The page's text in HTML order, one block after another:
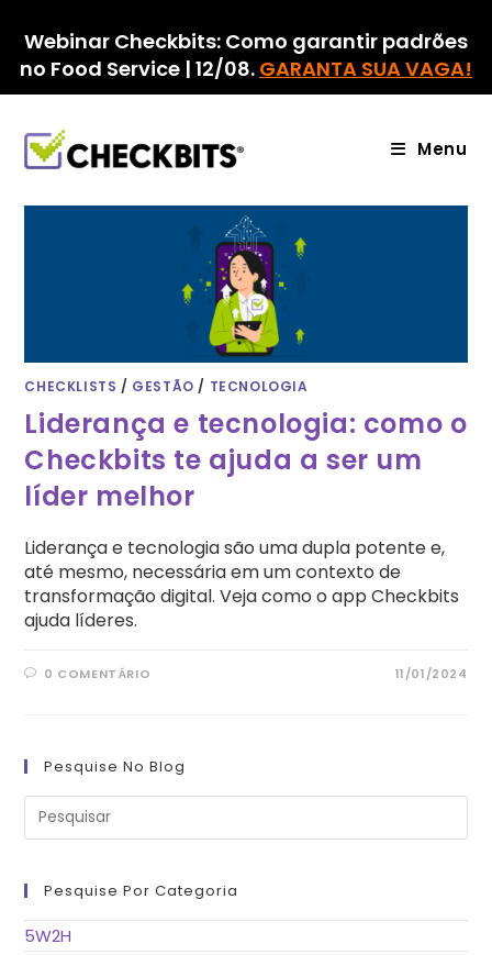
para
conteúdo
Webinar Checkbits: Como garantir padrões
no Food Service | 12/08. GARANTA SUA VAGA!
Menu
CHECKLISTS / GESTÃO / TECNOLOGIA
Liderança e tecnologia: como o
Checkbits te ajuda a ser um
líder melhor
Liderança e tecnologia são uma dupla potente e,
até mesmo, necessária em um contexto de
transformação digital. Veja como o app Checkbits
ajuda líderes.
0 COMENTÁRIO 11/01/2024
Pesquise No Blog
Pesquise Por Categoria
5W2H